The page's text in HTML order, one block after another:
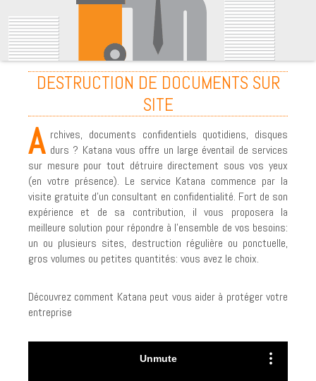
AUDIT EN CONFIDENTIALITE
CERTIFICATION NAID
NOS CAMIONS
PARTENAIRES
PHILOSOPHIE ET HISTORIQUE
RECYCLAGE ET CERTIFICATION
COUVERTURE NATIONALE
COMMENT NOUS TROUVER?
RGPD
TERMES ET CONDITIONS
LOI ET DROIT
DESTRUCTION DE DOCUMENTS SUR SITE
DESTRUCTION DE DOCUMENTS SUR
SITE
A rchives, documents confidentiels quotidiens, disques
durs ? Katana vous offre un large éventail de services
sur mesure pour tout détruire directement sous vos yeux
(en votre présence). Le service Katana commence par la
visite gratuite d'un consultant en confidentialité. Fort de son
expérience et de sa contribution, il vous proposera la
meilleure solution pour répondre à l'ensemble de vos besoins:
un ou plusieurs sites, destruction régulière ou ponctuelle,
gros volumes ou petites quantités: vous avez le choix.
Découvrez comment Katana peut vous aider à protéger votre
entreprise